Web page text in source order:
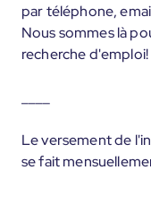
par téléphone,
Nous sommes là
recherche d'emploi!
Le versement de
se fait